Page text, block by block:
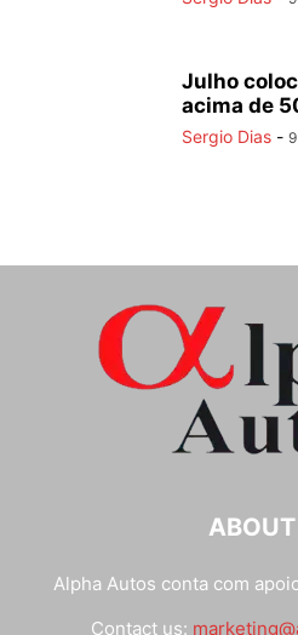
Julho
acima de
Sergio Dias -
Alpha Autos conta com
Contact us: